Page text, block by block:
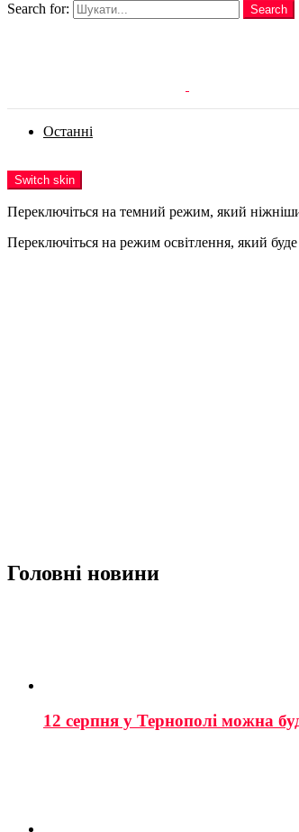
Search for:
Search
Останні
Switch skin
Переключіться на темний режим, який
Переключіться на режим освітлення, який
Головні новини
12 серпня у Тернополі можна